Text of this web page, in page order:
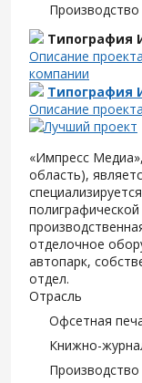
Производство
Типография
Описание проекта
компании
Типография
Описание проекта
«Импресс
область),
отделочное
автопарк,
отдел.
Отрасль
Офсетная
Книжно-
Производство